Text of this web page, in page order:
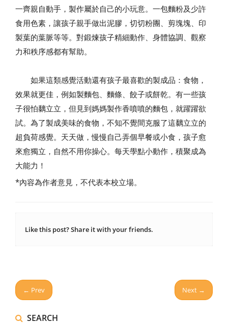
一齊親自動手，製作屬於自己的小玩意。一包麵粉及少許
食用色素，讓孩子親手做出泥膠，切切粉團、剪塊塊、印
製葉的葉脈等等。對鍛煉孩子精細動作、身體協調、觀察
力和秩序感都有幫助。
如果這類感覺活動還有孩子最喜歡的製成品：食物，
效果就更佳，例如製麵包、麵條、餃子或餅乾。有一些孩
子很怕黐立立，但見到媽媽製作香噴噴的麵包，就躍躍欲
試。為了製成美味的食物，不知不覺間克服了這黐立立的
超負荷感覺。天天做，慢慢自己弄個早餐或小食，孩子愈
來愈獨立，自然不用你操心。每天學點小動作，積聚成為
大能力！
*內容為作者意見，不代表本校立場。
Like this post? Share it with your friends.
← Prev Next →
SEARCH